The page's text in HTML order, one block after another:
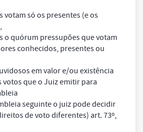
votam só os presentes (e os
o quórum pressupões que votam
conhecidos, presentes ou
em valor e/ou existência
votos que o Juiz emitir para
seguinte o juiz pode decidir
de voto diferentes) art. 73º,